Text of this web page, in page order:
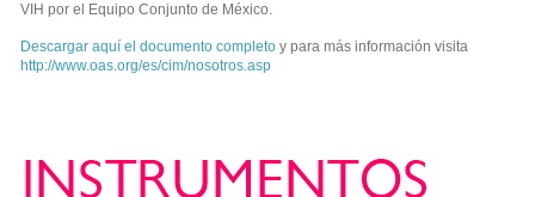
VIH por el Equipo Conjunto de México.
Descargar aquí el documento completo y para más información visita
http://www.oas.org/es/cim/nosotros.asp